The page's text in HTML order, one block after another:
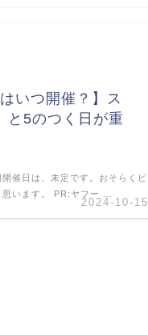
いつ開催？】ス
と5のつく日が重
2024-10-15
催日は、未定です。おそらくビ
思います。 PR:ヤフー …